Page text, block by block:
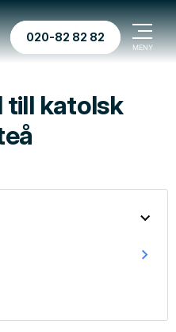
020-82 82 82
till katolsk